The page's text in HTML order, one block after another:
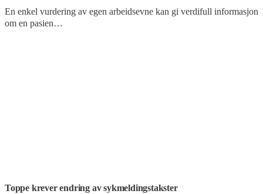
En enkel vurdering av egen arbeidsevne kan gi verdifull informasjon
om en pasien…
Toppe krever endring av sykmeldingstakster